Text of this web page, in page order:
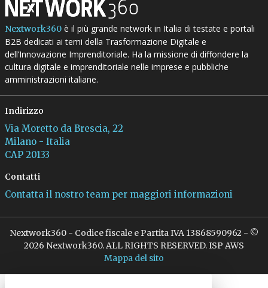
Nextwork360è il più grande network in Italia di testate e portali
B2B dedicati ai temi della Trasformazione Digitale e
dell’Innovazione Imprenditoriale. Ha la missione di diffondere la
cultura digitale e imprenditoriale nelle imprese e pubbliche
amministrazioni italiane.
Indirizzo
Via Moretto da Brescia, 22
Milano - Italia
CAP 20133
Contatti
Contatta il nostro team per maggiori informazioni
Nextwork360 - Codice fiscale e Partita IVA 13868590962 - ©
2026 Nextwork360. ALL RIGHTS RESERVED. ISP AWS
Mappa del sito